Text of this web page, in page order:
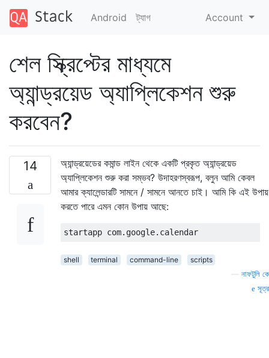
Android ট্যাগ Account
শেল স্ক্রিপ্টের মাধ্যমে
অ্যান্ড্রয়েড অ্যাপ্লিকেশন শুরু
করবেন?
14
অ্যান্ড্রয়েডের কমান্ড লাইন থেকে একটি প্রকৃত অ্যান্ড্রয়েড
অ্যাপ্লিকেশন শুরু করা সম্ভব? উদাহরণস্বরূপ, বলুন আমি কেবল
আমার ক্যালেন্ডারটি সামনে / সামনে আনতে চাই। আমি কি এই উপায়
করতে পারে এমন কোন উপায় আছে:
shell terminal command-line
scripts
নাফটুলি কে
সূত্র